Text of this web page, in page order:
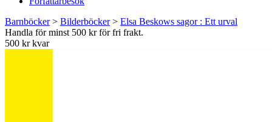
Barnböcker> Bilderböcker> Elsa Beskows sagor : Ett urval
Handla för minst 500 kr för fri frakt.
500 kr kvar